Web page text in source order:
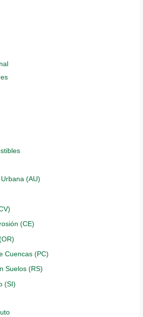
(AU)
(CE)
Cuencas (PC)
Suelos (RS)
(SI)